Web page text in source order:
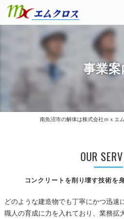
事業
南魚沼市の解体は株式会社ｍｘエ
コンクリートを削り壊す技術を
OUR
どのような建造物でも丁寧にかつ迅速
職人の育成に力を入れており、業務拡